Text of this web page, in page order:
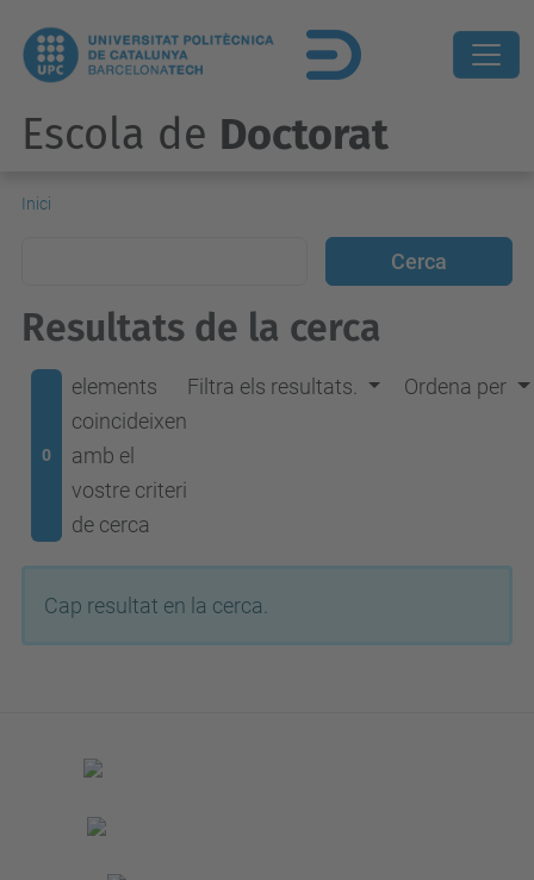
Escola de Doctorat
Inici
Resultats de la cerca
0
elements
coincideixen
amb el
vostre criteri
de cerca
Filtra els resultats. Ordena per
Cap resultat en la cerca.